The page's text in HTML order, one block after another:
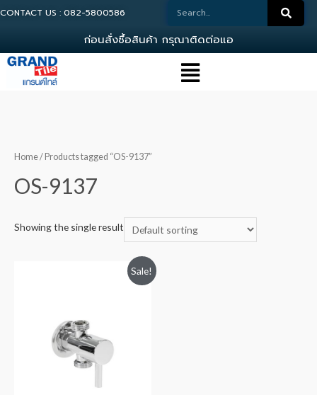
CONTACT US : 082-5800586
อนสงซอสนคา ก รณาตดตอแอด
Home/ Products tagged “OS-9137”
OS-9137
Showing the single result
Sale!